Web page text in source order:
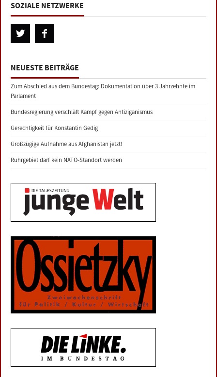
SOZIALE NETZWERKE
NEUESTE BEITRÄGE
Zum Abschied aus dem Bundestag: Dokumentation über 3 Jahrzehnte im
Parlament
Bundesregierung verschläft Kampf gegen Antiziganismus
Gerechtigkeit für Konstantin Gedig
Großzügige Aufnahme aus Afghanistan jetzt!
Ruhrgebiet darf kein NATO-Standort werden